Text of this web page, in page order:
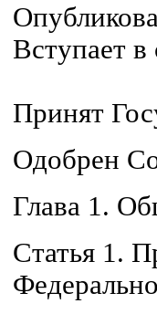
Вступает в
Принят
Одобрен
Глава 1.
Статья 1.